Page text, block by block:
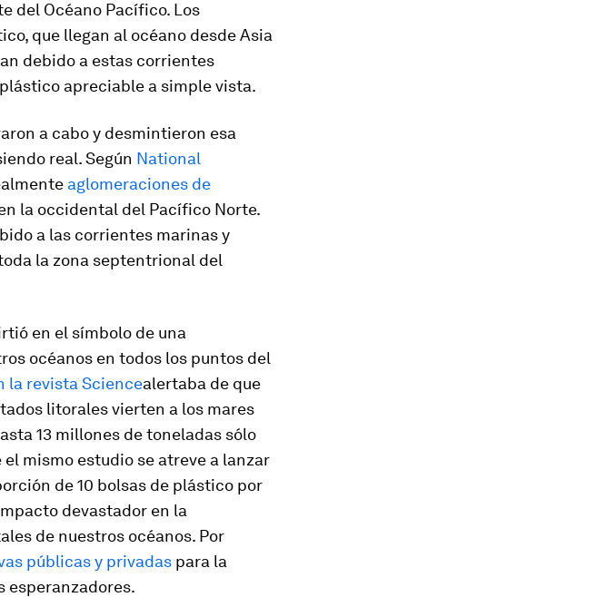
del Océano Pacífico. Los
que llegan al océano desde Asia
debido a estas corrientes
apreciable a simple vista.
a cabo y desmintieron esa
real. Según National
aglomeraciones de
la occidental del Pacífico Norte.
a las corrientes marinas y
la zona septentrional del
en el símbolo de una
océanos en todos los puntos del
la revista Sciencealertaba de que
litorales vierten a los mares
13 millones de toneladas sólo
el mismo estudio se atreve a lanzar
de 10 bolsas de plástico por
devastador en la
de nuestros océanos. Por
públicas y privadas para la
esperanzadores.